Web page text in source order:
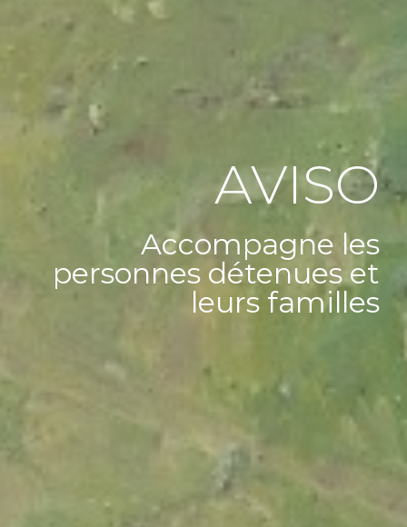
AVISO
Accompagne les
personnes détenues et
leurs familles